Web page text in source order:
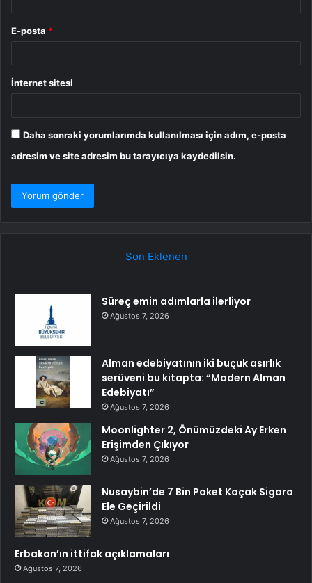
E-posta *
İnternet sitesi
Daha sonraki yorumlarımda kullanılması için adım, e-posta
adresim ve site adresim bu tarayıcıya kaydedilsin.
Son Eklenen
Süreç emin adımlarla ilerliyor
Ağustos 7, 2026
Alman edebiyatının iki buçuk asırlık
serüveni bu kitapta: “Modern Alman
Edebiyatı”
Ağustos 7, 2026
Moonlighter 2, Önümüzdeki Ay Erken
Erişimden Çıkıyor
Ağustos 7, 2026
Nusaybin’de 7 Bin Paket Kaçak Sigara
Ele Geçirildi
Ağustos 7, 2026
Erbakan’ın ittifak açıklamaları
Ağustos 7, 2026